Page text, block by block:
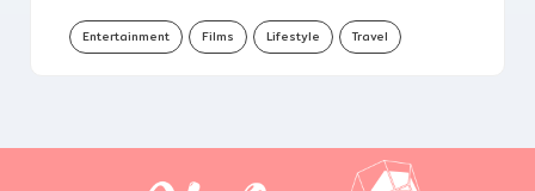
Entertainment Films Lifestyle Travel